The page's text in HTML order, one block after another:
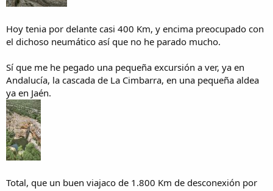
Hoy tenia por delante casi 400 Km, y encima preocupado con
el dichoso neumático así que no he parado mucho.
Sí que me he pegado una pequeña excursión a ver, ya en
Andalucía, la cascada de La Cimbarra, en una pequeña aldea
ya en Jaén.
Total, que un buen viajaco de 1.800 Km de desconexión por